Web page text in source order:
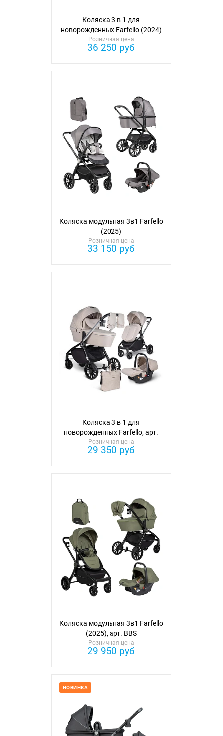
Коляска 3 в 1 для
новорожденных Farfello (2024)
Розничная цена
36 250 руб
Коляска модульная 3в1 Farfello
(2025)
Розничная цена
33 150 руб
Коляска 3 в 1 для
новорожденных Farfello, арт.
BBS
Розничная цена
29 350 руб
Коляска модульная 3в1 Farfello
(2025), арт. BBS
Розничная цена
29 950 руб
НОВИНКА